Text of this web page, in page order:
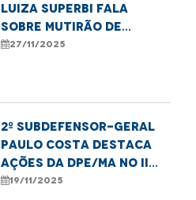
Luiza Superbi fala
sobre mutirão de
atendimentos para
27/11/2025
2º subdefensor-geral
Paulo Costa destaca
ações da DPE/MA no II
Festival da Consciência
19/11/2025